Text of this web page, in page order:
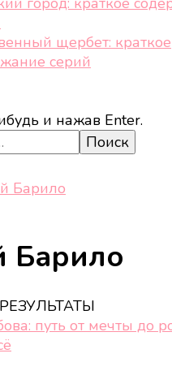
щербет: краткое
серий
и нажав Enter.
Барило
Барило
РЕЗУЛЬТАТЫ